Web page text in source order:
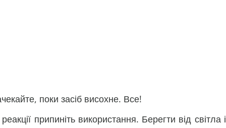
поки засіб висохне. Все!
припиніть використання. Берегти від світла і